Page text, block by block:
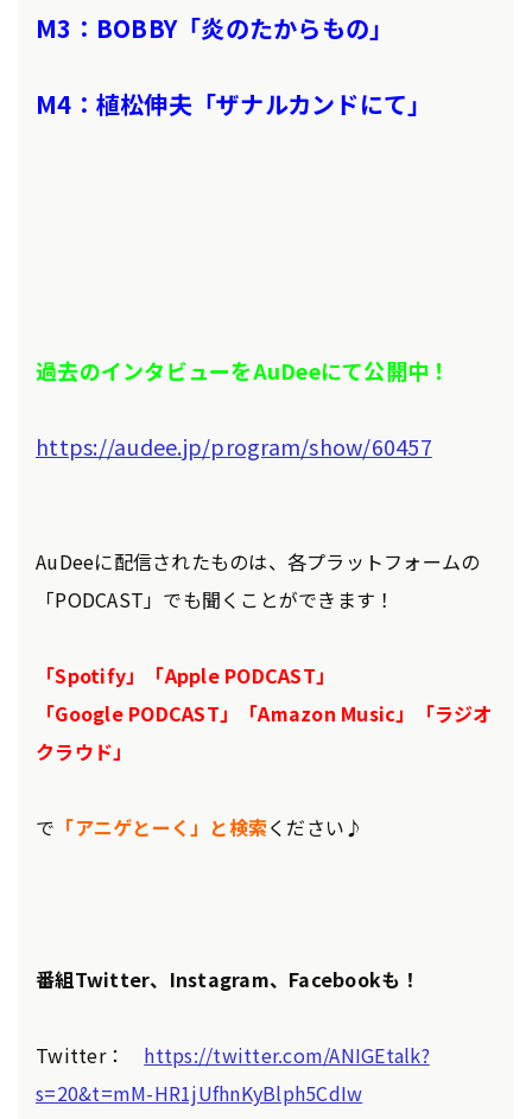
M3：BOBBY「炎のたからもの」
M4：植松伸夫「ザナルカンドにて」
過去のインタビューをAuDeeにて公開中！
https://audee.jp/program/show/60457
AuDeeに配信されたものは、各プラットフォームの
「PODCAST」でも聞くことができます！
「Spotify」「Apple PODCAST」
「Google PODCAST」「Amazon Music」「ラジオ
クラウド」
で 「アニゲとーく」と検索ください♪
番組Twitter、Instagram、Facebookも！
Twitter： https://twitter.com/ANIGEtalk?
s=20&t=mM-HR1jUfhnKyBlph5CdIw